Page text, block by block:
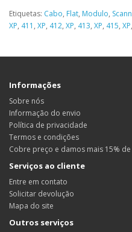
Etiquetas: Cabo, Flat, Modulo,
XP, 411 , XP, 412, XP, 413, XP, 415, XP,
Informações
Sobre nós
Informação do envio
Política de privacidade
Termos e condições
Cobre preço e damos mais 15%
Serviços ao cliente
Entre em contato
Solicitar devolução
Mapa do site
Outros serviços